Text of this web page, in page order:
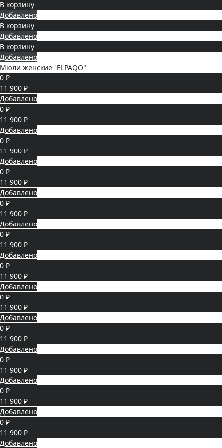
В корзину
Добавлено
В корзину
Добавлено
В корзину
Добавлено
Мюли женские "ELPAQO"
0 ₽
11 900 ₽
Добавлено
0 ₽
11 900 ₽
Добавлено
0 ₽
11 900 ₽
Добавлено
0 ₽
11 900 ₽
Добавлено
0 ₽
11 900 ₽
Добавлено
0 ₽
11 900 ₽
Добавлено
0 ₽
11 900 ₽
Добавлено
0 ₽
11 900 ₽
Добавлено
0 ₽
11 900 ₽
Добавлено
0 ₽
11 900 ₽
Добавлено
0 ₽
11 900 ₽
Добавлено
0 ₽
11 900 ₽
Добавлено